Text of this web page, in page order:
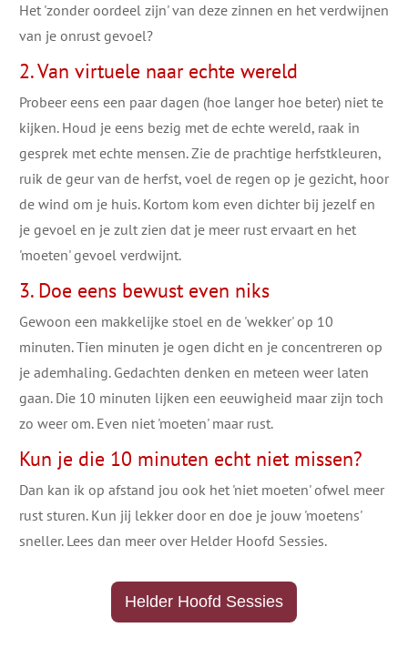
Het 'zonder oordeel zijn' van deze zinnen en het verdwijnen
van je onrust gevoel?
2. Van virtuele naar echte wereld
Probeer eens een paar dagen (hoe langer hoe beter) niet te
kijken. Houd je eens bezig met de echte wereld, raak in
gesprek met echte mensen. Zie de prachtige herfstkleuren,
ruik de geur van de herfst, voel de regen op je gezicht, hoor
de wind om je huis. Kortom kom even dichter bij jezelf en
je gevoel en je zult zien dat je meer rust ervaart en het
'moeten' gevoel verdwijnt.
3. Doe eens bewust even niks
Gewoon een makkelijke stoel en de 'wekker' op 10
minuten. Tien minuten je ogen dicht en je concentreren op
je ademhaling. Gedachten denken en meteen weer laten
gaan. Die 10 minuten lijken een eeuwigheid maar zijn toch
zo weer om. Even niet 'moeten' maar rust.
Kun je die 10 minuten echt niet missen?
Dan kan ik op afstand jou ook het 'niet moeten' ofwel meer
rust sturen. Kun jij lekker door en doe je jouw 'moetens'
sneller. Lees dan meer ​over Helder Hoofd Sessies.
​Helder Hoofd Sessies